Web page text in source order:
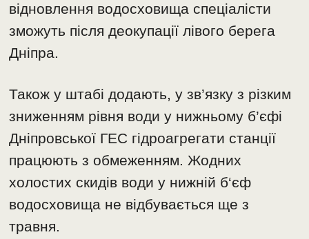
відновлення водосховища спеціалісти
зможуть після деокупації лівого берега
Дніпра.
Також у штабі додають, у зв’язку з різким
зниженням рівня води у нижньому б’єфі
Дніпровської ГЕС гідроагрегати станції
працюють з обмеженням. Жодних
холостих скидів води у нижній б‘єф
водосховища не відбувається ще з
травня.